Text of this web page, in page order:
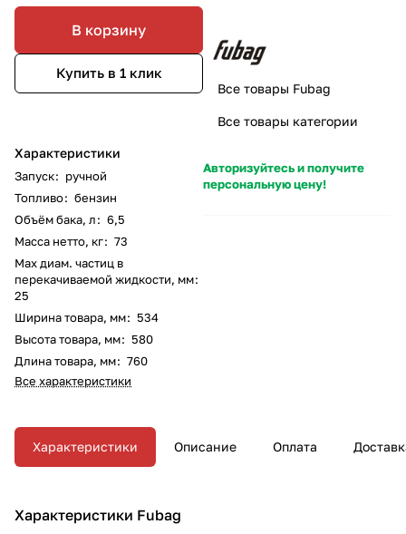
В корзину
Купить в 1 клик
Характеристики
Запуск: ручной
Топливо: бензин
Объём бака, л: 6,5
Масса нетто, кг: 73
Max диам. частиц в
перекачиваемой жидкости, мм:
25
Ширина товара, мм: 534
Высота товара, мм: 580
Длина товара, мм: 760
Все характеристики
Все товары Fubag
Все товары категории
Авторизуйтесь и получите
персональную цену!
Характеристики Описание Оплата
Характеристики Fubag